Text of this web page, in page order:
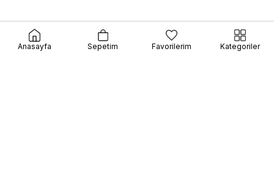
Anasayfa Sepetim Favorilerim Kategoriler